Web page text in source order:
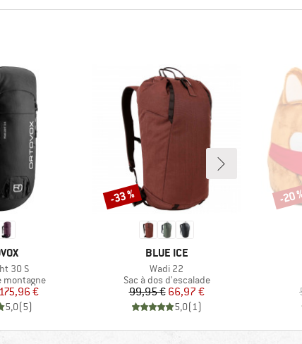
30 S
montagne
réduit
175,96 €
5,0(5)
MARQUE
BLUE ICE
Article
Wadi 22
Product group
Sac à dos d'escalade
Prix
99,95 €Prix réduit
66,97 €
5,0(1)
Remise
-33 % -20